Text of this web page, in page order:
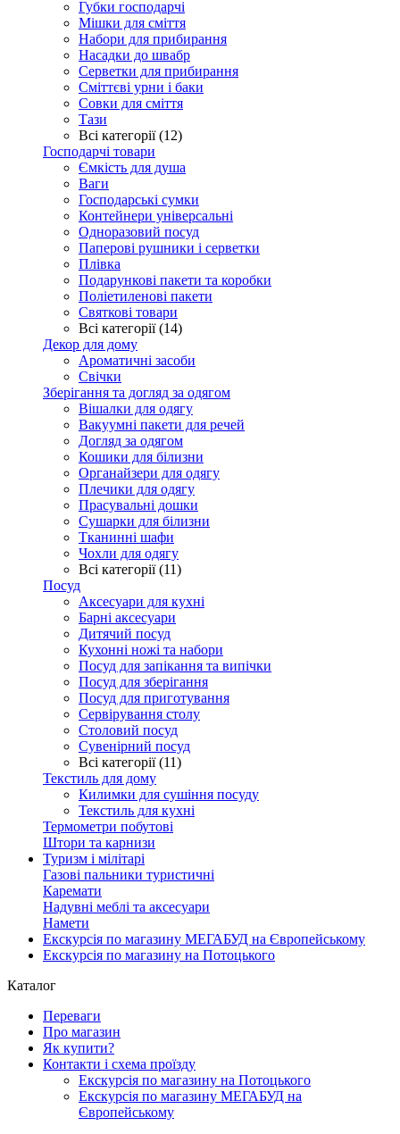
Губки господарчі
Мішки для сміття
Набори для прибирання
Насадки до швабр
Серветки для прибирання
Сміттєві урни і баки
Совки для сміття
Тази
Всі категорії (12)
Господарчі товари
Ємкість для душа
Ваги
Господарські сумки
Контейнери універсальні
Одноразовий посуд
Паперові рушники і серветки
Плівка
Подарункові пакети та коробки
Поліетиленові пакети
Святкові товари
Всі категорії (14)
Декор для дому
Ароматичні засоби
Свічки
Зберігання та догляд за одягом
Вішалки для одягу
Вакуумні пакети для речей
Догляд за одягом
Кошики для білизни
Органайзери для одягу
Плечики для одягу
Прасувальні дошки
Сушарки для білизни
Тканинні шафи
Чохли для одягу
Всі категорії (11)
Посуд
Аксесуари для кухні
Барні аксесуари
Дитячий посуд
Кухонні ножі та набори
Посуд для запікання та випічки
Посуд для зберігання
Посуд для приготування
Сервірування столу
Столовий посуд
Сувенірний посуд
Всі категорії (11)
Текстиль для дому
Килимки для сушіння посуду
Текстиль для кухні
Термометри побутові
Штори та карнизи
Туризм і мілітарі
Газові пальники туристичні
Каремати
Надувні меблі та аксесуари
Намети
Екскурсія по магазину МЕГАБУД на Європейському
Екскурсія по магазину на Потоцького
Каталог
Переваги
Про магазин
Як купити?
Контакти і схема проїзду
Екскурсія по магазину на Потоцького
Екскурсія по магазину МЕГАБУД на
Європейському